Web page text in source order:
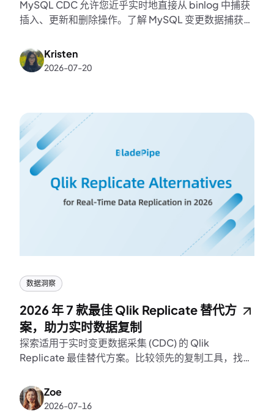
MySQL CDC 允许您近乎实时地直接从 binlog 中捕获
插入、更新和删除操作。了解 MySQL 变更数据捕获的
产管道。Kristen
2026-07-20
数据洞察
2026 年 7 款最佳 Qlik Replicate 替代方
案，助力实时数据复制
探索适用于实时变更数据采集 (CDC) 的 Qlik
Replicate 最佳替代方案。比较领先的复制工具，找到
Zoe
2026-07-16